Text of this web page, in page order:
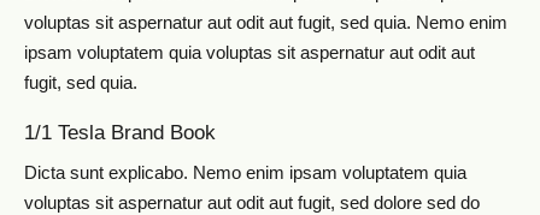
voluptas sit aspernatur aut odit aut fugit, sed quia. Nemo enim
ipsam voluptatem quia voluptas sit aspernatur aut odit aut
fugit, sed quia.
1/1 Tesla Brand Book
Dicta sunt explicabo. Nemo enim ipsam voluptatem quia
voluptas sit aspernatur aut odit aut fugit, sed dolore sed do